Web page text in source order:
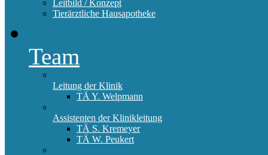
Leitbild / Konzept
Tierärztliche Hausapotheke
Team
Leitung der Klinik
TÄ Y. Welpmann
Assistenten der Klinikleitung
TÄ S. Kremeyer
TÄ W. Peukert